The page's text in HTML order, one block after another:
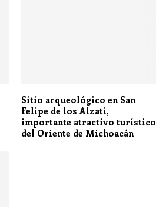
Sitio arqueológico en San
Felipe de los Alzati,
importante atractivo turístico
del Oriente de Michoacán